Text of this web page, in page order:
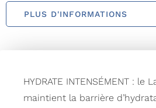
PLUS D'INFORMATIONS
HYDRATE INTENSÉMENT : le
maintient la barrière